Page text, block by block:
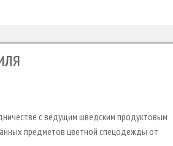
с ведущим шведским продуктовым
предметов цветной спецодежды от